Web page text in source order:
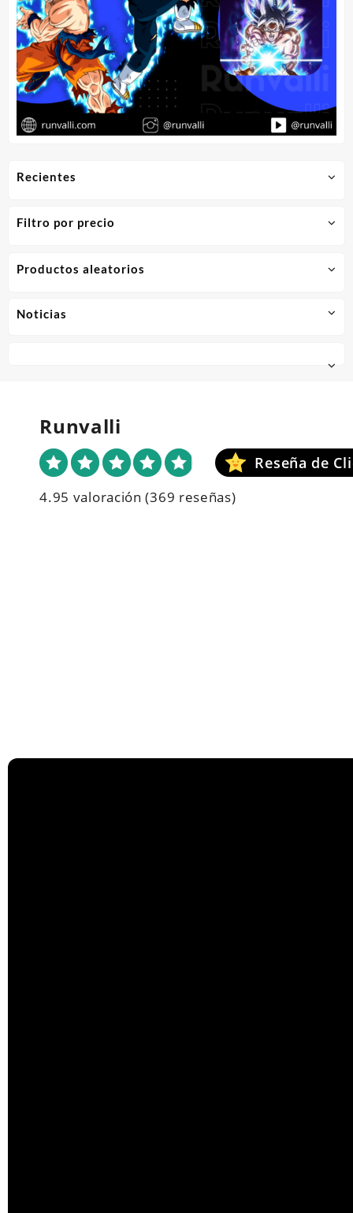
Recientes
Filtro por precio
Productos aleatorios
Noticias
Runvalli
4.95 valoración (369 reseñas)